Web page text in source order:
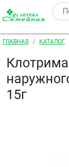
Перейти к
Строка
ГЛАВНАЯ КАТАЛОГ
15г